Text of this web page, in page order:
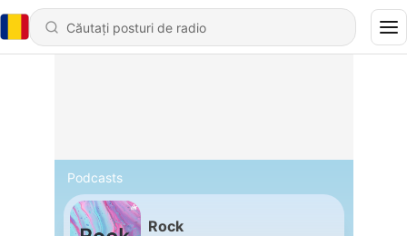
Podcasts
Rock